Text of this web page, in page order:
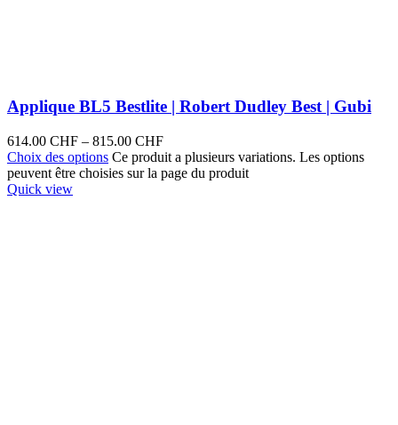
Applique BL5 Bestlite | Robert Dudley Best | Gubi
614.00 CHF – 815.00 CHF
Choix des options Ce produit a plusieurs variations. Les options
peuvent être choisies sur la page du produit
Quick view